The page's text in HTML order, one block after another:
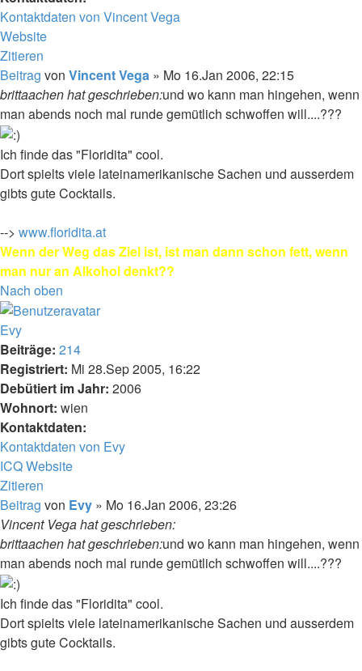
Kontaktdaten von Vincent Vega
Website
Zitieren
Beitrag von Vincent Vega » Mo 16.Jan 2006, 22:15
brittaachen hat geschrieben:und wo kann man hingehen, wenn
man abends noch mal runde gemütlich schwoffen will....???
Ich finde das "Floridita" cool.
Dort spielts viele lateinamerikanische Sachen und ausserdem
gibts gute Cocktails.
--> www.floridita.at
Wenn der Weg das Ziel ist, ist man dann schon fett, wenn
man nur an Alkohol denkt??
Nach oben
Evy
Beiträge: 214
Registriert: Mi 28.Sep 2005, 16:22
Debütiert im Jahr: 2006
Wohnort: wien
Kontaktdaten:
Kontaktdaten von Evy
ICQWebsite
Zitieren
Beitrag von Evy » Mo 16.Jan 2006, 23:26
Vincent Vega hat geschrieben:
brittaachen hat geschrieben:und wo kann man hingehen, wenn
man abends noch mal runde gemütlich schwoffen will....???
Ich finde das "Floridita" cool.
Dort spielts viele lateinamerikanische Sachen und ausserdem
gibts gute Cocktails.